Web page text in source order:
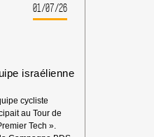
MATÉRIEL
SYNDICAL
01/07/26
israélienne
cycliste
au Tour de
Tech ».